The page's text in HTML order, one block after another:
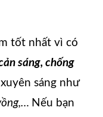
tốt nhất vì có
sáng, chống
sáng như
Nếu bạn